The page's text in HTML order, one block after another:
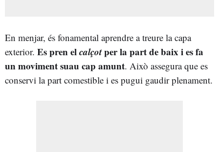
En menjar, és fonamental aprendre a treure la capa
exterior. Es pren elcalçotper la part de baix i es fa
un moviment suau cap amunt. Això assegura que es
conservi la part comestible i es pugui gaudir plenament.